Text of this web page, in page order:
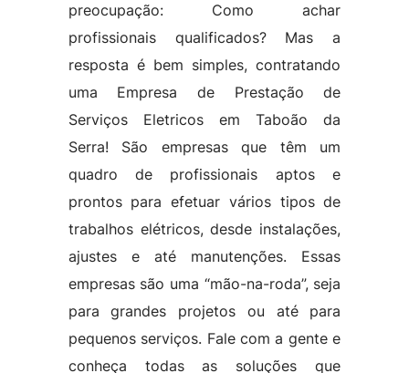
preocupação: Como achar
profissionais qualificados? Mas a
resposta é bem simples, contratando
uma Empresa de Prestação de
Serviços Eletricos em Taboão da
Serra! São empresas que têm um
quadro de profissionais aptos e
prontos para efetuar vários tipos de
trabalhos elétricos, desde instalações,
ajustes e até manutenções. Essas
empresas são uma “mão-na-roda”, seja
para grandes projetos ou até para
pequenos serviços. Fale com a gente e
conheça todas as soluções que